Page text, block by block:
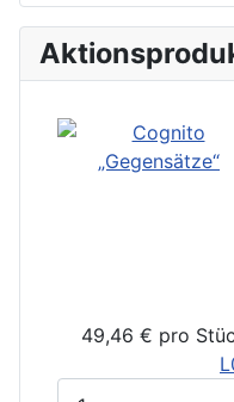
49,46 € pro